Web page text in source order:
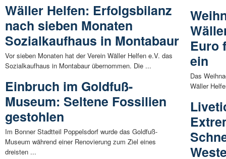
Wäller Helfen: Erfolgsbilanz
nach sieben Monaten
Sozialkaufhaus in Montabaur
Vor sieben Monaten hat der Verein Wäller Helfen e.V. das
Sozialkaufhaus in Montabaur übernommen. Die ...
Einbruch im Goldfuß-
Museum: Seltene Fossilien
gestohlen
Im Bonner Stadtteil Poppelsdorf wurde das Goldfuß-
Museum während einer Renovierung zum Ziel eines
dreisten ...
Euro
ein
Das
Wäller